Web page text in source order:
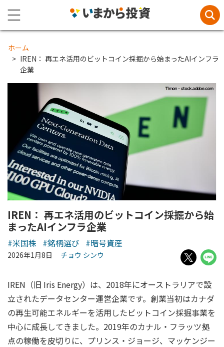
ホーム
IREN： 再エネ活用のビットコイン採掘から始まったAIインフラ
企業
IREN： 再エネ活用のビットコイン採掘から始
まったAIインフラ企業
#米国株 #銘柄選び #暗号資産
2026年1月8日 チョウ シンウ
IREN（旧 Iris Energy）は、2018年にオーストラリアで設
立されたデータセンター運営企業です。創業当初はカナダ
の再生可能エネルギーを活用したビットコイン採掘事業を
中心に成長してきました。2019年のカナル・フラッツ拠
点の稼働を皮切りに、プリンス・ジョージ、マッケンジー